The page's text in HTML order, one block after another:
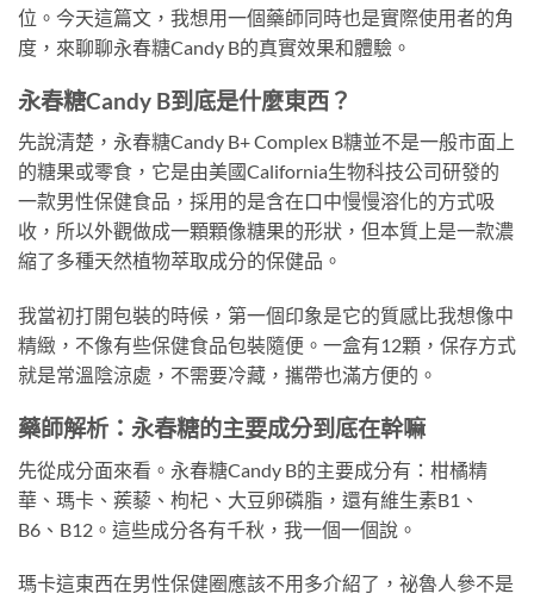
位。今天這篇文，我想用一個藥師同時也是實際使用者的角
度，來聊聊永春糖Candy B的真實效果和體驗。
永春糖Candy B到底是什麼東西？
先說清楚，永春糖Candy B+ Complex B糖並不是一般市面上
的糖果或零食，它是由美國California生物科技公司研發的
一款男性保健食品，採用的是含在口中慢慢溶化的方式吸
收，所以外觀做成一顆顆像糖果的形狀，但本質上是一款濃
縮了多種天然植物萃取成分的保健品。
我當初打開包裝的時候，第一個印象是它的質感比我想像中
精緻，不像有些保健食品包裝隨便。一盒有12顆，保存方式
就是常溫陰涼處，不需要冷藏，攜帶也滿方便的。
藥師解析：永春糖的主要成分到底在幹嘛
先從成分面來看。永春糖Candy B的主要成分有：柑橘精
華、瑪卡、蒺藜、枸杞、大豆卵磷脂，還有維生素B1、
B6、B12。這些成分各有千秋，我一個一個說。
瑪卡這東西在男性保健圈應該不用多介紹了，祕魯人參不是